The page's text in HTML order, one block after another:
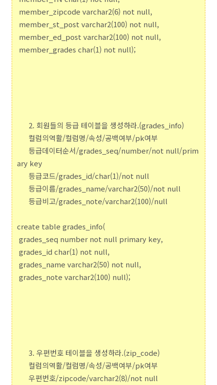
member_zipcode varchar2(6) not null,
member_st_post varchar2(100) not null,
member_ed_post varchar2(100) not null,
member_grades char(1) not null);
2. 회원들의 등급 테이블을 생성하라.(grades_info)
컬럼의역활/컬럼명/속성/공백여부/pk여부
등급데이터순서/grades_seq/number/not null/prim
ary key
등급코드/grades_id/char(1)/not null
등급이름/grades_name/varchar2(50)/not null
등급비고/grades_note/varchar2(100)/null
create table grades_info(
grades_seq number not null primary key,
grades_id char(1) not null,
grades_name varchar2(50) not null,
grades_note varchar2(100) null);
3. 우편번호 테이블을 생성하라.(zip_code)
컬럼의역활/컬럼명/속성/공백여부/pk여부
우편번호/zipcode/varchar2(8)/not null